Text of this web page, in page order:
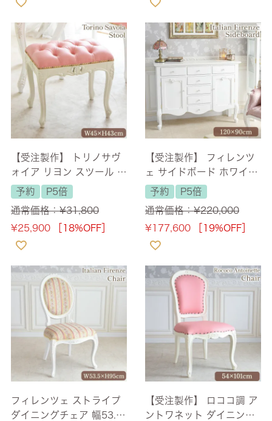
【受注製作】 トリノサヴ
ォイア リヨン スツール P
VCピンク 幅45cm 【送料
無料】
予約
P5倍
通常価格：¥31,800
¥25,900 ［18%OFF］
【受注製作】 フィレンツ
ェ サイドボード ホワイト
幅120cm 【送料無料/設
置サービス付】
予約
P5倍
通常価格：¥220,000
¥177,600 ［19%OFF］
フィレンツェ ストライプ
ダイニングチェア 幅53.5
【受注製作】 ロココ調 ア
ントワネット ダイニング